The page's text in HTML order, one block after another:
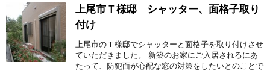
上尾市Ｔ様邸 シャッター、面格子取り
付け
上尾市のＴ様邸でシャッターと面格子を取り付けさせ
ていただきました。 新築のお家にご入居されるにあ
たって、防犯面が心配な窓の対策をしたいとのことで